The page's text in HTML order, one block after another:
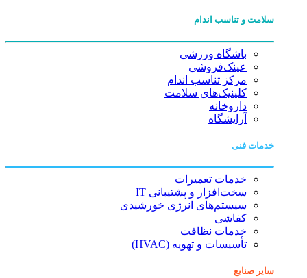
سلامت و تناسب اندام
باشگاه ورزشی
عینک‌فروشی
مرکز تناسب اندام
کلینیک‌های سلامت
داروخانه
آرایشگاه
خدمات فنی
خدمات تعمیرات
سخت‌افزار و پشتیبانی IT
سیستم‌های انرژی خورشیدی
کفاشی
خدمات نظافت
تأسیسات و تهویه (HVAC)
سایر صنایع